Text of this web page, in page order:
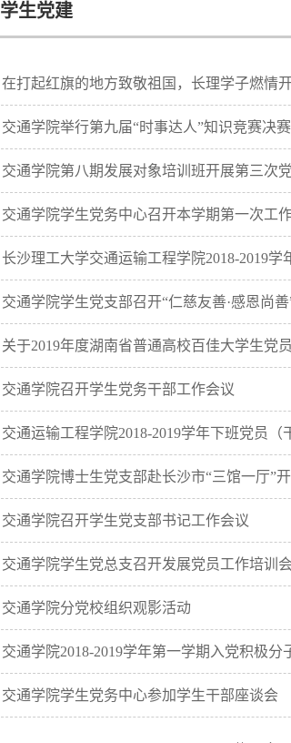
学生党建
在打起红旗的地方致敬祖国，长理学子燃情
交通学院举行第九届“时事达人”知识竞赛决赛
交通学院第八期发展对象培训班开展第三次党
交通学院学生党务中心召开本学期第一次工
长沙理工大学交通运输工程学院2018-2019
交通学院学生党支部召开“仁慈友善·感恩尚
关于2019年度湖南省普通高校百佳大学生党
交通学院召开学生党务干部工作会议
交通运输工程学院2018-2019学年下班党员
交通学院博士生党支部赴长沙市“三馆一厅”
交通学院召开学生党支部书记工作会议
交通学院学生党总支召开发展党员工作培训会
交通学院分党校组织观影活动
交通学院2018-2019学年第一学期入党积极分
交通学院学生党务中心参加学生干部座谈会